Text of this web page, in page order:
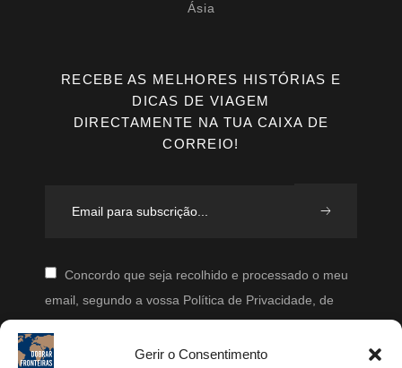
Gerir o Consentimento
Ásia
RECEBE AS MELHORES HISTÓRIAS E
DICAS DE VIAGEM
DIRECTAMENTE NA TUA CAIXA DE
CORREIO!
Concordo que seja recolhido e processado o meu
email, segundo a vossa Política de Privacidade, de
periodicamente.